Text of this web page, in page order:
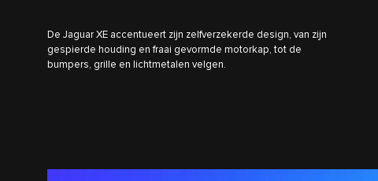
De Jaguar XE accentueert zijn zelfverzekerde design, van zijn
gespierde houding en fraai gevormde motorkap, tot de
bumpers, grille en lichtmetalen velgen.